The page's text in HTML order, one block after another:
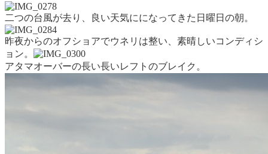
二つの台風が去り、良い天気にになってきた日曜日の朝。
昨夜からのオフショアでウネリは整い、素晴しいコンディシ
ョン。
アタマオーバーの長い長いレフトのブレイク。